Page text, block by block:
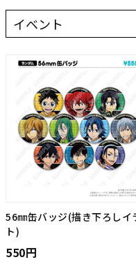
56㎜缶バッジ(描き下ろしイ
ト)
550円